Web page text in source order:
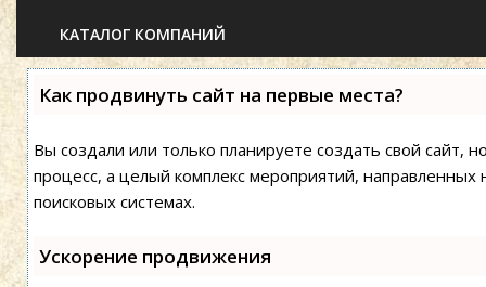
КАТАЛОГ КОМПАНИЙ
Как продвинуть сайт на первые места?
Вы создали или только планируете создать свой сайт,
процесс, а целый комплекс мероприятий,
поисковых системах.
Ускорение продвижения